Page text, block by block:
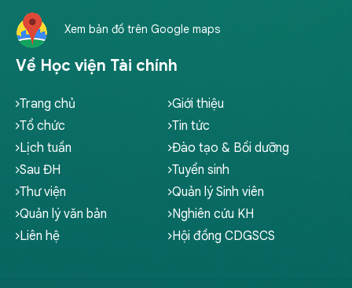
Về Học viện Tài chính
Trang chủ
Giới thiệu
Tổ chức
Tin tức
Lịch tuần
Đào tạo & Bồi dưỡng
Sau ĐH
Tuyển sinh
Thư viện
Quản lý Sinh viên
Quản lý văn bản
Nghiên cứu KH
Liên hệ
Hội đồng CDGSCS
Xem bản đồ trên Google maps